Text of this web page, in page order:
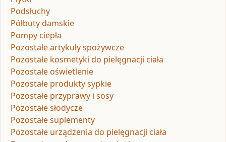
Podsłuchy
Półbuty damskie
Pompy ciepła
Pozostałe artykuły spożywcze
Pozostałe kosmetyki do pielęgnacji ciała
Pozostałe oświetlenie
Pozostałe produkty sypkie
Pozostałe przyprawy i sosy
Pozostałe słodycze
Pozostałe suplementy
Pozostałe urządzenia do pielęgnacji ciała